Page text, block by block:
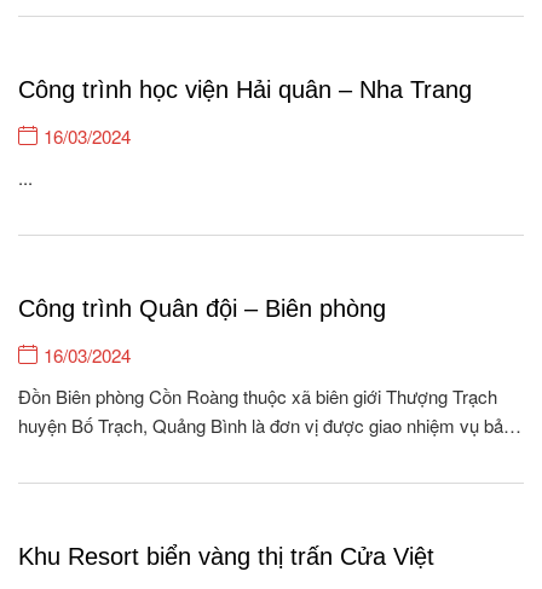
cung cấp gạch ốp lát & Thiết bị vệ...
Công trình học viện Hải quân – Nha Trang
16/03/2024
...
Công trình Quân đội – Biên phòng
16/03/2024
Đồn Biên phòng Cồn Roàng thuộc xã biên giới Thượng Trạch
huyện Bố Trạch, Quảng Bình là đơn vị được giao nhiệm vụ bảo
hộ/1118 khẩu xã Thượng Trạch và quản lý 01 xã nội địa Tân...
Khu Resort biển vàng thị trấn Cửa Việt